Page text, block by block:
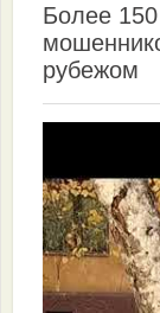
Более 150
рубежом